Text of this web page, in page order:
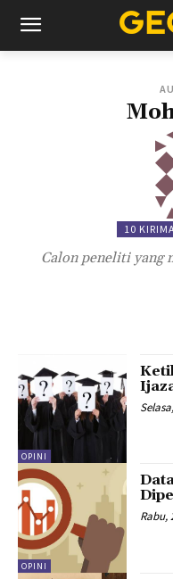
10
Calon peneliti yang
OPINI
OPINI
Rabu,